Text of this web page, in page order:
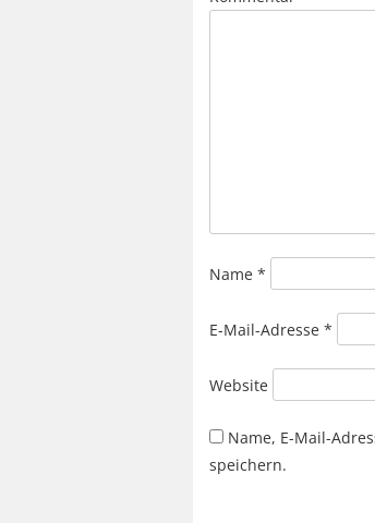
Name *
E-Mail-Adresse *
Website
Name, E-Mail-
speichern.